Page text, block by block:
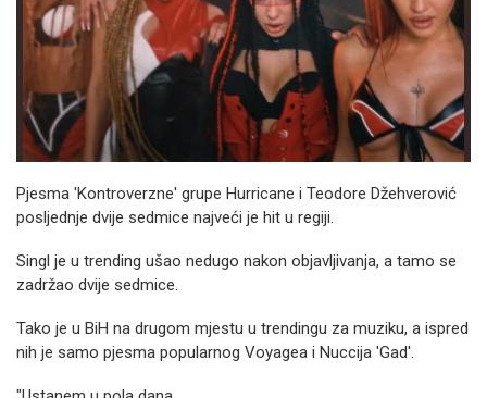
Pjesma 'Kontroverzne' grupe Hurricane i Teodore Džehverović
posljednje dvije sedmice najveći je hit u regiji.
Singl je u trending ušao nedugo nakon objavljivanja, a tamo se
zadržao dvije sedmice.
Tako je u BiH na drugom mjestu u trendingu za muziku, a ispred
nih je samo pjesma popularnog Voyagea i Nuccija 'Gad'.